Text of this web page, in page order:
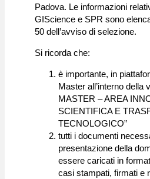
Padova. Le informazioni
GIScience e SPR sono
50 dell’avviso di selezione.
Si ricorda che:
è importante, in
Master all’interno della
MASTER – AREA
SCIENTIFICA E
TECNOLOGICO”
tutti i documenti
presentazione della
essere caricati in
casi stampati, firmati e